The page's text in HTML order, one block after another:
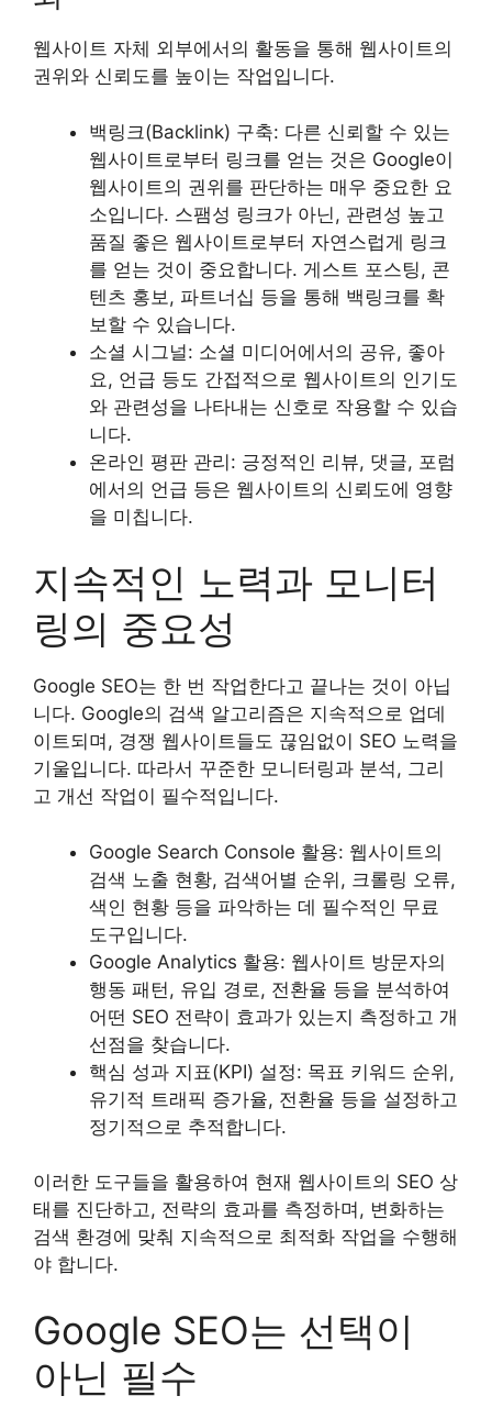
웹사이트 자체 외부에서의 활동을 통해 웹사이트의
권위와 신뢰도를 높이는 작업입니다.
백링크(Backlink) 구축: 다른 신뢰할 수 있는
웹사이트로부터 링크를 얻는 것은 Google이
웹사이트의 권위를 판단하는 매우 중요한 요
소입니다. 스팸성 링크가 아닌, 관련성 높고
품질 좋은 웹사이트로부터 자연스럽게 링크
를 얻는 것이 중요합니다. 게스트 포스팅, 콘
텐츠 홍보, 파트너십 등을 통해 백링크를 확
보할 수 있습니다.
소셜 시그널: 소셜 미디어에서의 공유, 좋아
요, 언급 등도 간접적으로 웹사이트의 인기도
와 관련성을 나타내는 신호로 작용할 수 있습
니다.
온라인 평판 관리: 긍정적인 리뷰, 댓글, 포럼
에서의 언급 등은 웹사이트의 신뢰도에 영향
을 미칩니다.
지속적인 노력과 모니터
링의 중요성
Google SEO는 한 번 작업한다고 끝나는 것이 아닙
니다. Google의 검색 알고리즘은 지속적으로 업데
이트되며, 경쟁 웹사이트들도 끊임없이 SEO 노력을
기울입니다. 따라서 꾸준한 모니터링과 분석, 그리
고 개선 작업이 필수적입니다.
Google Search Console 활용: 웹사이트의
검색 노출 현황, 검색어별 순위, 크롤링 오류,
색인 현황 등을 파악하는 데 필수적인 무료
도구입니다.
Google Analytics 활용: 웹사이트 방문자의
행동 패턴, 유입 경로, 전환율 등을 분석하여
어떤 SEO 전략이 효과가 있는지 측정하고 개
선점을 찾습니다.
핵심 성과 지표(KPI) 설정: 목표 키워드 순위,
유기적 트래픽 증가율, 전환율 등을 설정하고
정기적으로 추적합니다.
이러한 도구들을 활용하여 현재 웹사이트의 SEO 상
태를 진단하고, 전략의 효과를 측정하며, 변화하는
검색 환경에 맞춰 지속적으로 최적화 작업을 수행해
야 합니다.
Google SEO는 선택이
아닌 필수